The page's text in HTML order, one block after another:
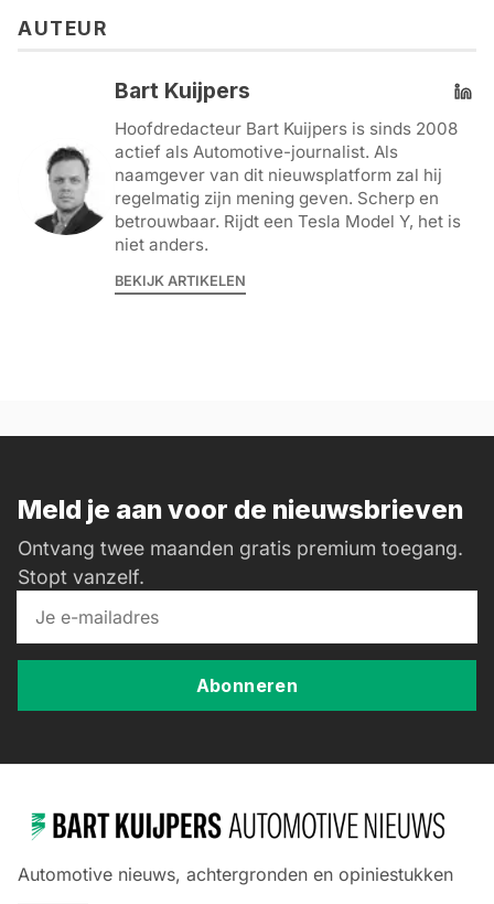
AUTEUR
Bart Kuijpers
Hoofdredacteur Bart Kuijpers is sinds 2008
actief als Automotive-journalist. Als
naamgever van dit nieuwsplatform zal hij
regelmatig zijn mening geven. Scherp en
betrouwbaar. Rijdt een Tesla Model Y, het is
niet anders.
BEKIJK ARTIKELEN
Meld je aan voor de nieuwsbrieven
Ontvang twee maanden gratis premium toegang.
Stopt vanzelf.
Abonneren
Automotive nieuws, achtergronden en opiniestukken